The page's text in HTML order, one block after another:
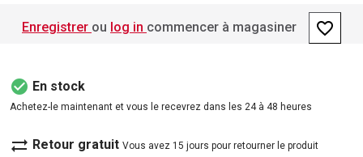
Enregistrer ou log in commencer à magasiner favorite_border
check_circle En stock
Achetez-le maintenant et vous le recevrez dans les 24 à 48 heures
sync_alt Retour gratuit Vous avez 15 jours pour retourner le produit